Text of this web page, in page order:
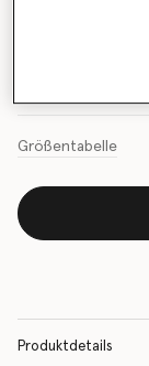
Größentabelle
Produktdetails